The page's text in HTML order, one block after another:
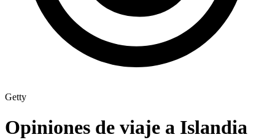
Getty
Opiniones de viaje a Islandia